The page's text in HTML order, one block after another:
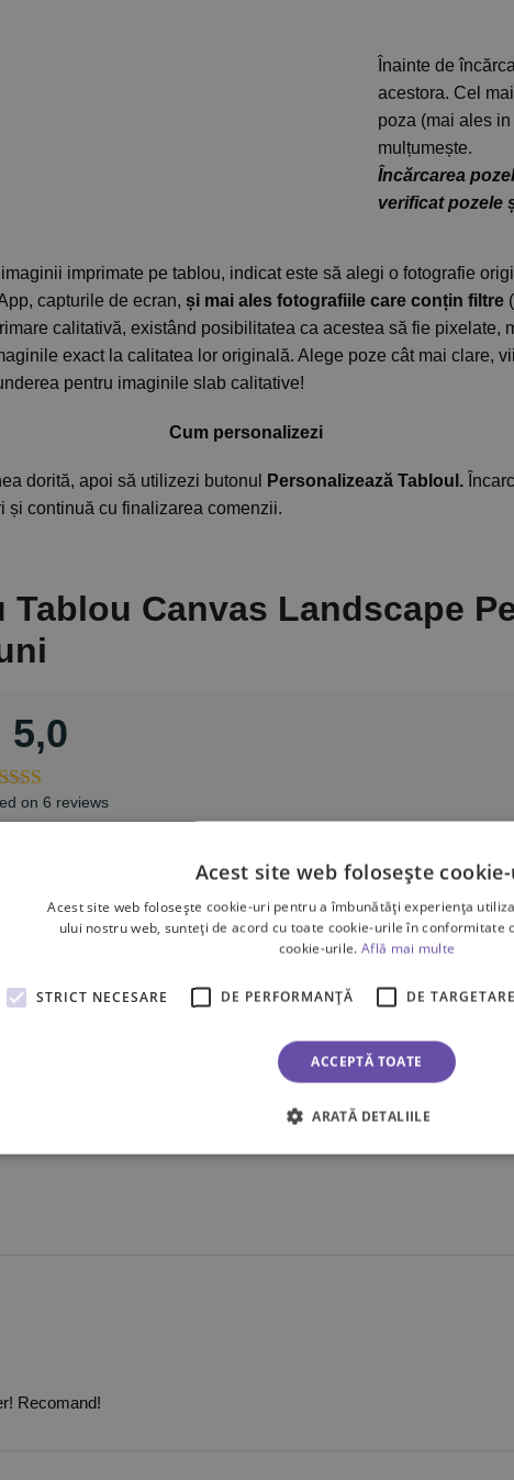
Înainte de
acestora. Cel
poza (mai ales
mulțumește.
Încărcarea
verificat pozele
imprimate pe tablou, indicat este să alegi o fotografie
capturile de ecran, și mai ales fotografiile care conțin filtre
calitativă, existând posibilitatea ca acestea să fie
exact la calitatea lor originală. Alege poze cât mai clare,
pentru imaginile slab calitative!
dorită, apoi să utilizezi butonul Personalizează Tabloul.
și continuă cu finalizarea comenzii.
Tablou Canvas Landscape
5,0
on 6 reviews
Recomand!
Acest site web folosește
Acest site web folosește cookie-uri pentru a îmbunătăți experiența
ului nostru web, sunteți de acord cu toate cookie-urile în conformitate
cookie-urile. Află mai multe
STRICT NECESARE DE PERFORMANȚĂ DE TARGETARE
ACCEPTĂ TOATE
ARATĂ DETALIILE